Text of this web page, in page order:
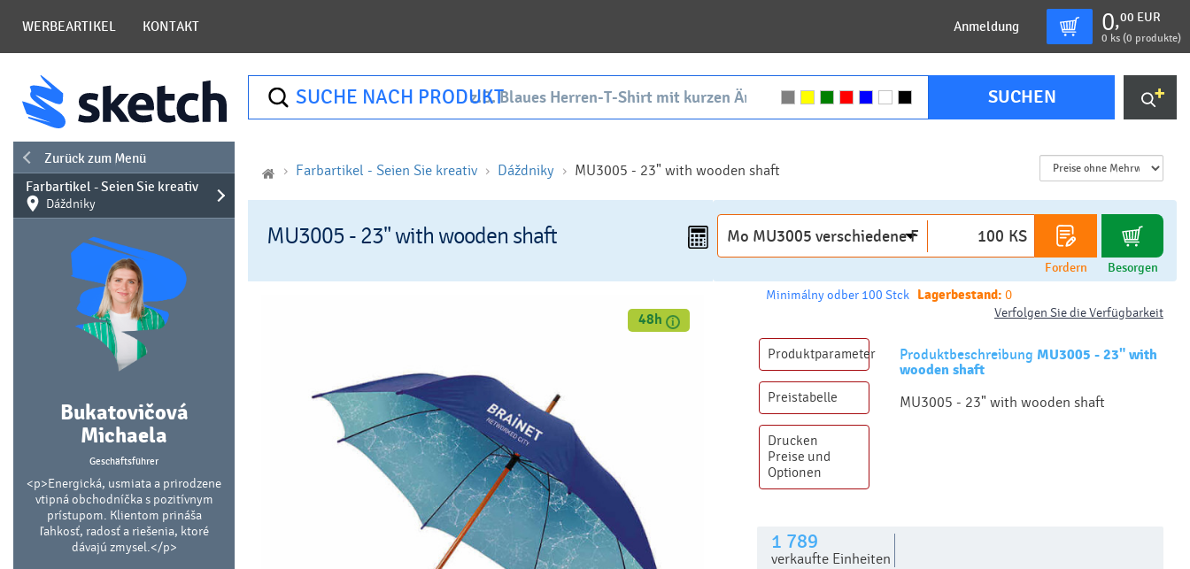
WERBEARTIKEL KONTAKT Anmeldung 0,00 EUR
0 ks (0 produkte)
SUCHE NACH PRODUKT SUCHEN
Zurück zum Menü
Farbartikel - Seien Sie kreativ
Dáždniky
Bukatovičová
Michaela
Geschäftsführer
<p>Energická, usmiata a prirodzene
vtipná obchodníčka s pozitívnym
prístupom. Klientom prináša
ľahkosť, radosť a riešenia, ktoré
dávajú zmysel.</p>
Farbartikel - Seien Sie kreativ Dáždniky MU3005 - 23" with wooden shaft
MU3005 - 23" with wooden shaft KS
Fordern Besorgen
48h
Minimálny odber 100 Stck Lagerbestand: 0
Verfolgen Sie die Verfügbarkeit
Produktbeschreibung MU3005 - 23" with
wooden shaft
MU3005 - 23" with wooden shaft
Produktparameter
Preistabelle
Drucken
Preise und
Optionen
1 789
verkaufte Einheiten